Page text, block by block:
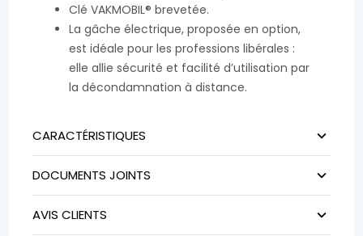
Clé VAKMOBIL® brevetée.
La gâche électrique, proposée en option,
est idéale pour les professions libérales :
elle allie sécurité et facilité d’utilisation par
la décondamnation à distance.
CARACTÉRISTIQUES
DOCUMENTS JOINTS
AVIS CLIENTS